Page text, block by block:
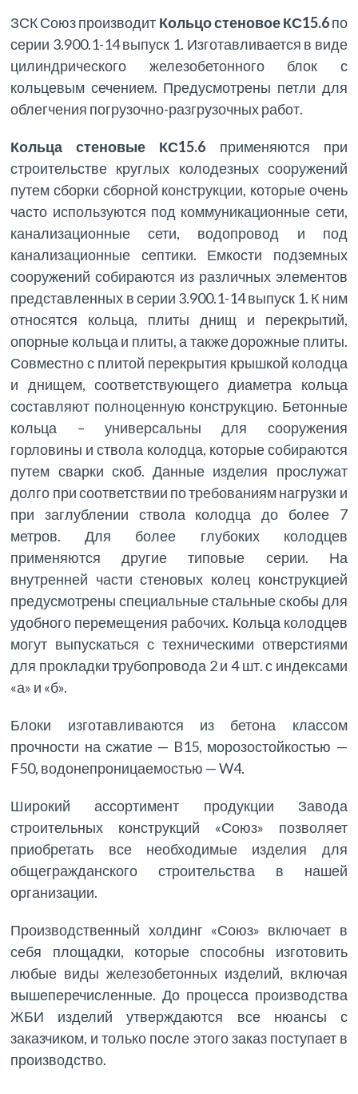
ЗСК Союз производит Кольцо стеновое КС15.6по
серии 3.900.1-14 выпуск 1. Изготавливается в виде
цилиндрического железобетонного блок с
кольцевым сечением. Предусмотрены петли для
облегчения погрузочно-разгрузочных работ.
Кольца стеновые КС15.6 применяются при
строительстве круглых колодезных сооружений
путем сборки сборной конструкции, которые очень
часто используются под коммуникационные сети,
канализационные сети, водопровод и под
канализационные септики. Емкости подземных
сооружений собираются из различных элементов
представленных в серии 3.900.1-14 выпуск 1. К ним
относятся кольца, плиты днищ и перекрытий,
опорные кольца и плиты, а также дорожные плиты.
Совместно с плитой перекрытия крышкой колодца
и днищем, соответствующего диаметра кольца
составляют полноценную конструкцию. Бетонные
кольца – универсальны для сооружения
горловины и ствола колодца, которые собираются
путем сварки скоб. Данные изделия прослужат
долго при соответствии по требованиям нагрузки и
при заглублении ствола колодца до более 7
метров. Для более глубоких колодцев
применяются другие типовые серии. На
внутренней части стеновых колец конструкцией
предусмотрены специальные стальные скобы для
удобного перемещения рабочих. Кольца колодцев
могут выпускаться с техническими отверстиями
для прокладки трубопровода 2 и 4 шт. с индексами
«а» и «б».
Блоки изготавливаются из бетона классом
прочности на сжатие — B15, морозостойкостью —
F50, водонепроницаемостью — W4.
Широкий ассортимент продукции Завода
строительных конструкций «Союз» позволяет
приобретать все необходимые изделия для
общегражданского строительства в нашей
организации.
Производственный холдинг «Союз» включает в
себя площадки, которые способны изготовить
любые виды железобетонных изделий, включая
вышеперечисленные. До процесса производства
ЖБИ изделий утверждаются все нюансы с
заказчиком, и только после этого заказ поступает в
производство.